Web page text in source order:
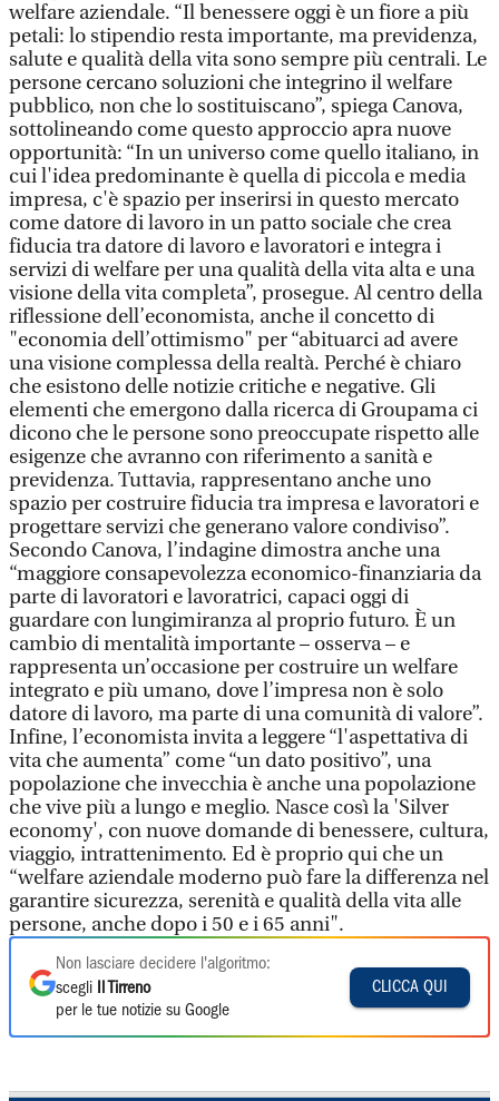
welfare aziendale. “Il benessere oggi è un fiore a più
petali: lo stipendio resta importante, ma previdenza,
salute e qualità della vita sono sempre più centrali. Le
persone cercano soluzioni che integrino il welfare
pubblico, non che lo sostituiscano”, spiega Canova,
sottolineando come questo approccio apra nuove
opportunità: “In un universo come quello italiano, in
cui l'idea predominante è quella di piccola e media
impresa, c'è spazio per inserirsi in questo mercato
come datore di lavoro in un patto sociale che crea
fiducia tra datore di lavoro e lavoratori e integra i
servizi di welfare per una qualità della vita alta e una
visione della vita completa”, prosegue. Al centro della
riflessione dell’economista, anche il concetto di
"economia dell’ottimismo" per “abituarci ad avere
una visione complessa della realtà. Perché è chiaro
che esistono delle notizie critiche e negative. Gli
elementi che emergono dalla ricerca di Groupama ci
dicono che le persone sono preoccupate rispetto alle
esigenze che avranno con riferimento a sanità e
previdenza. Tuttavia, rappresentano anche uno
spazio per costruire fiducia tra impresa e lavoratori e
progettare servizi che generano valore condiviso”.
Secondo Canova, l’indagine dimostra anche una
“maggiore consapevolezza economico-finanziaria da
parte di lavoratori e lavoratrici, capaci oggi di
guardare con lungimiranza al proprio futuro. È un
cambio di mentalità importante – osserva – e
rappresenta un’occasione per costruire un welfare
integrato e più umano, dove l’impresa non è solo
datore di lavoro, ma parte di una comunità di valore”.
Infine, l’economista invita a leggere “l'aspettativa di
vita che aumenta” come “un dato positivo”, una
popolazione che invecchia è anche una popolazione
che vive più a lungo e meglio. Nasce così la 'Silver
economy', con nuove domande di benessere, cultura,
viaggio, intrattenimento. Ed è proprio qui che un
“welfare aziendale moderno può fare la differenza nel
garantire sicurezza, serenità e qualità della vita alle
persone, anche dopo i 50 e i 65 anni".
Non lasciare decidere l'algoritmo:
scegli
Il Tirreno
per le tue notizie su Google
CLICCA QUI